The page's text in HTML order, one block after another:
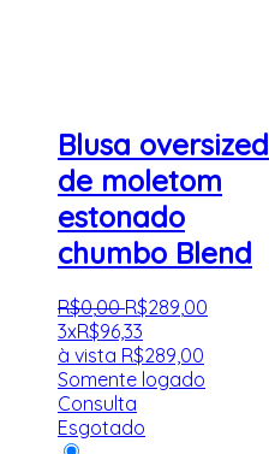
Blusa oversized
de moletom
estonado
chumbo Blend
R$0,00 R$289,00
3xR$96,33
à vista R$289,00
Somente logado
Consulta
Esgotado